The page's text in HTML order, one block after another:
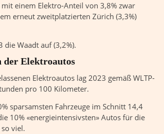
einem Elektro-Anteil von 3,8% zwar
erneut zweitplatzierten Zürich (3,3%)
Waadt auf (3,2%).
der Elektroautos
Elektroautos lag 2023 gemäß WLTP-
pro 100 Kilometer.
sparsamsten Fahrzeuge im Schnitt 14,4
10% «energieintensivsten» Autos für die
viel.